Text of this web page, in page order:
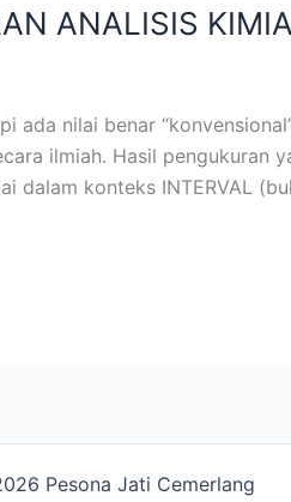
ANALISIS KIMIA
ada nilai benar
ilmiah. Hasil pengukuran
dalam konteks INTERVAL
Pesona Jati Cemerlang